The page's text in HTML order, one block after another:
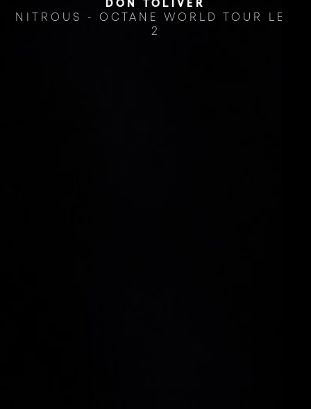
DON TOLIVER
NITROUS - OCTANE WORLD TOUR LEG
2